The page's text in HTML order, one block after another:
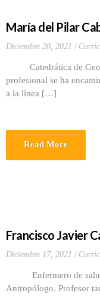
María del Pilar
Diciembre 20, 2021
Catedrática de
profesional se ha
a la línea […]
Read More
Francisco Javier
Diciembre 17, 2021
Enfermero de salud
Antropólogo. Profesor